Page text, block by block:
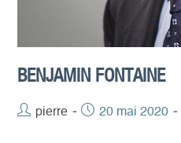
BENJAMIN FONTAINE
Auteur/autrice
pierre
Publication
20 mai 2020